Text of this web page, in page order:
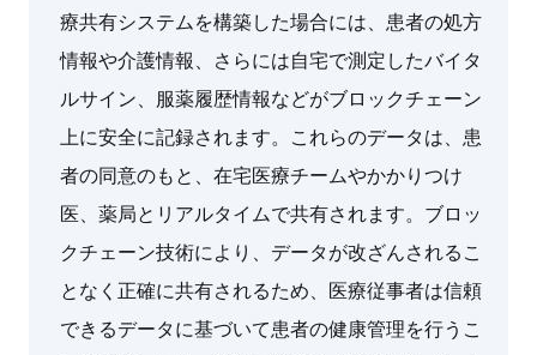
療共有システムを構築した場合には、患者の処方
情報や介護情報、さらには自宅で測定したバイタ
ルサイン、服薬履歴情報などがブロックチェーン
上に安全に記録されます。これらのデータは、患
者の同意のもと、在宅医療チームやかかりつけ
医、薬局とリアルタイムで共有されます。ブロッ
クチェーン技術により、データが改ざんされるこ
となく正確に共有されるため、医療従事者は信頼
できるデータに基づいて患者の健康管理を行うこ